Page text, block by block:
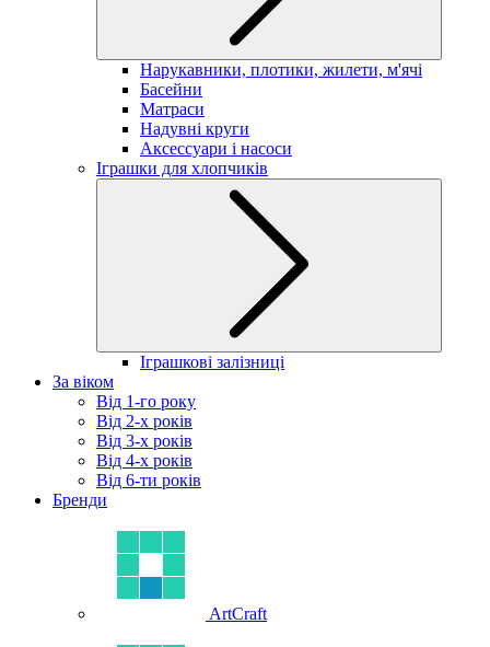
Нарукавники, плотики, жилети, м'ячі
Басейни
Матраси
Надувні круги
Аксессуари і насоси
Іграшки для хлопчиків
Іграшкові залізниці
За віком
Від 1-го року
Від 2-х років
Від 3-х років
Від 4-х років
Від 6-ти років
Бренди
ArtCraft